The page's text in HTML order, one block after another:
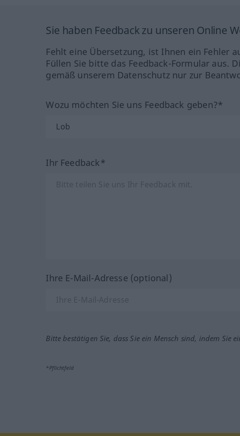
Sie haben Feedback zu unseren Online
Fehlt eine Übersetzung, ist Ihnen ein Fehler
Füllen Sie bitte das Feedback-Formular aus.
gemäß unserem Datenschutz nur zur
Wozu möchten Sie uns Feedback geben?*
Ihr Feedback*
Ihre E-Mail-Adresse (optional)
Bitte bestätigen Sie, dass Sie ein Mensch sind, indem Sie
*Pflichtfeld